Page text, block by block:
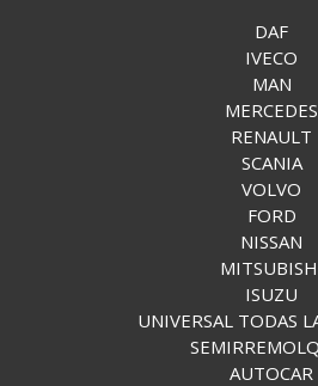
DAF
IVECO
MAN
MERCEDES
RENAULT
SCANIA
VOLVO
FORD
NISSAN
ISUZU
UNIVERSAL TODAS
AUTOCAR